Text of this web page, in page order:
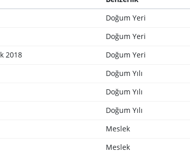
Doğum Yeri
Doğum Yeri
2018 Doğum Yeri
Doğum Yılı
Doğum Yılı
Doğum Yılı
Meslek
Meslek